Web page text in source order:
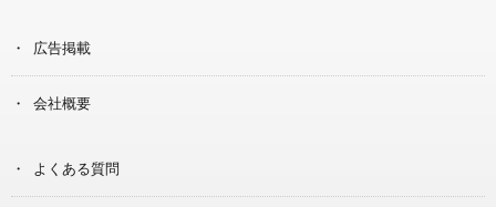
広告掲載
会社概要
よくある質問